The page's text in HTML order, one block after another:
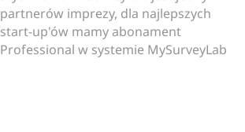
partnerów imprezy, dla najlepszych
start-up'ów mamy abonament
Professional w systemie MySurveyLab